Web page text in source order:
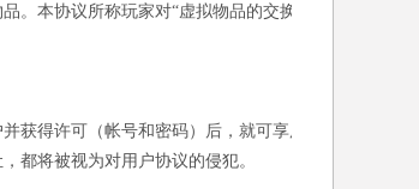
。本协议所称玩家对“虚拟物品的交换/
获得许可（帐号和密码）后，就可享用
都将被视为对用户协议的侵犯。